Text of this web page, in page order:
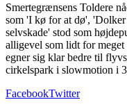
Smertegrænsens Toldere
som 'I kø for at dø',
selvskade' stod som
alligevel som lidt for
egner sig klar bedre til
cirkelspark i slowmotion i
FacebookTwitter